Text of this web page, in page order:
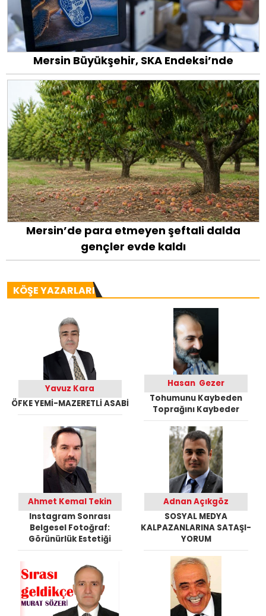
Mersin Büyükşehir, SKA Endeksi’nde
Mersin’de para etmeyen şeftali dalda
gençler evde kaldı
KÖŞE YAZARLARI
Yavuz Kara
ÖFKE YEMİ-MAZERETLİ ASABİ
Hasan Gezer
Tohumunu Kaybeden
Toprağını Kaybeder
Ahmet Kemal Tekin
Instagram Sonrası
Belgesel Fotoğraf:
Görünürlük Estetiği
Adnan Açıkgöz
SOSYAL MEDYA
KALPAZANLARINA SATAŞI-
YORUM